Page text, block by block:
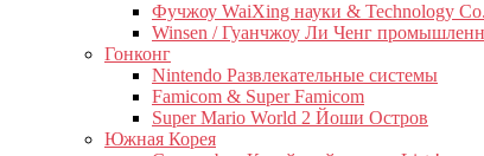
Фучжоу WaiXing науки & Technology
Winsen / Гуанчжоу Ли Ченг
Гонконг
Nintendo Развлекательные системы
Famicom & Super Famicom
Super Mario World 2 Йоши Остров
Южная Корея